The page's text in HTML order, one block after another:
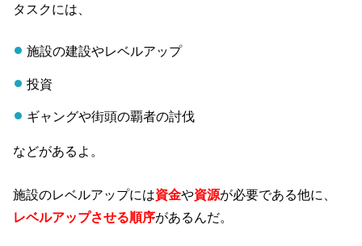
タスクには、
施設の建設やレベルアップ
投資
ギャングや街頭の覇者の討伐
などがあるよ。
施設のレベルアップには資金や資源が必要である他に、
レベルアップさせる順序があるんだ。